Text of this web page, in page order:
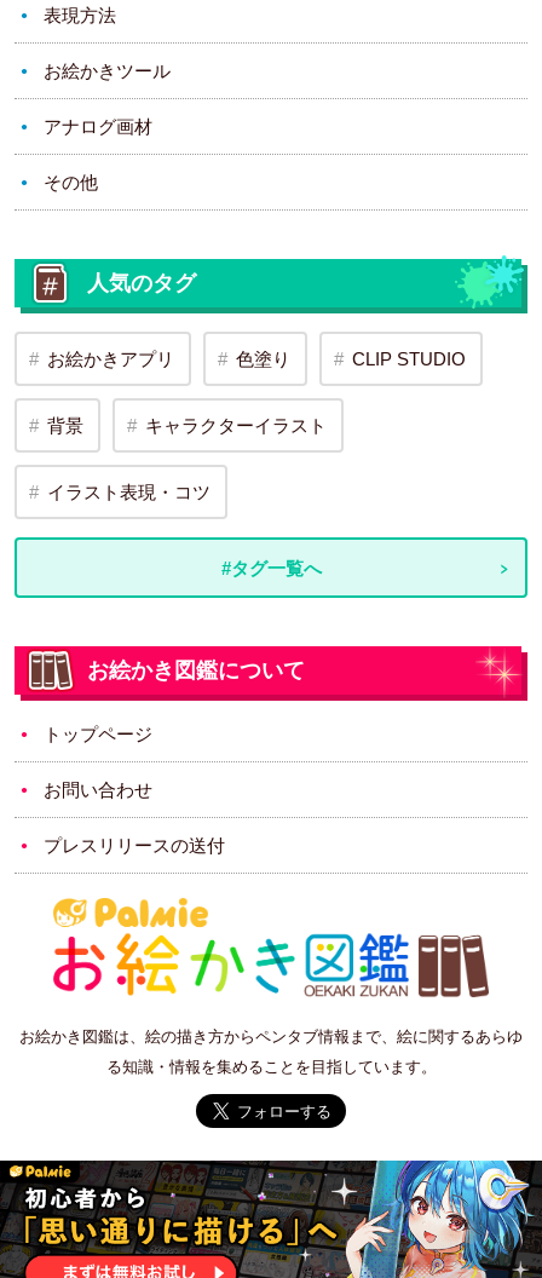
表現方法
お絵かきツール
アナログ画材
その他
人気のタグ
お絵かきアプリ 色塗り CLIP STUDIO
背景 キャラクターイラスト
イラスト表現・コツ
#タグ一覧へ
お絵かき図鑑について
トップページ
お問い合わせ
プレスリリースの送付
お絵かき図鑑は、絵の描き方からペンタブ情報まで、絵に関するあらゆ
る知識・情報を集めることを目指しています。